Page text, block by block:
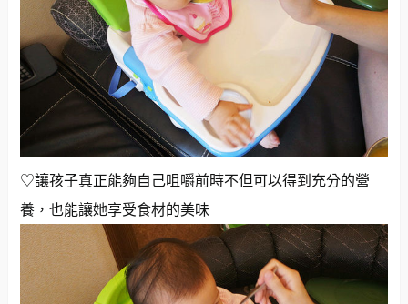
♡讓孩子真正能夠自己咀嚼前時不但可以得到充分的營
養，也能讓她享受食材的美味